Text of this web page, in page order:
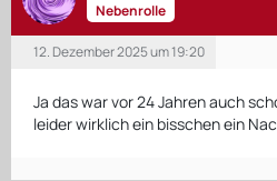
Nebenrolle
12. Dezember 2025 um 19:20
Ja das war vor 24 Jahren auch
leider wirklich ein bisschen ein